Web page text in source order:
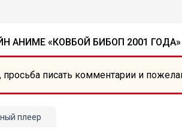
АНИМЕ «КОВБОЙ БИБОП 2001 ГОДА»
просьба писать комментарии и
плеер